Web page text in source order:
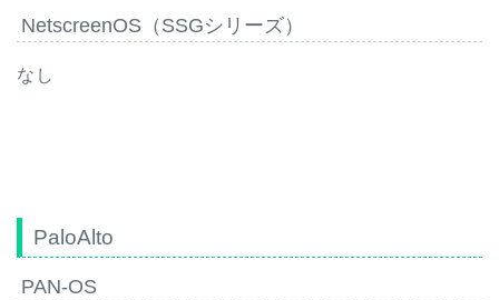
NetscreenOS（SSGシリーズ）
なし
PaloAlto
PAN-OS